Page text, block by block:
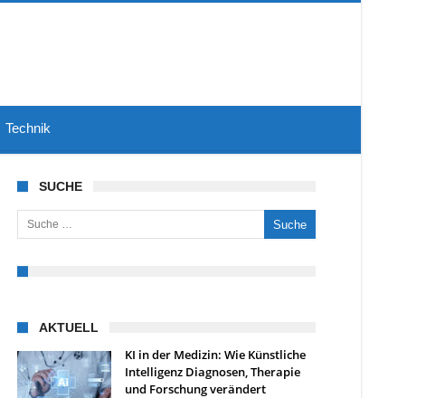
Technik
SUCHE
Suche nach:
AKTUELL
KI in der Medizin: Wie Künstliche
Intelligenz Diagnosen, Therapie
und Forschung verändert